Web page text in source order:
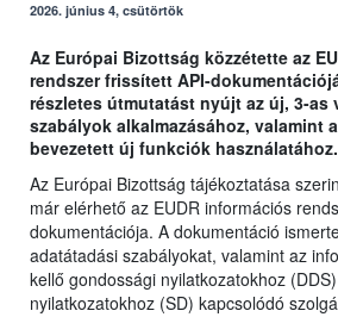
2026. június 4, csütörtök
Az Európai Bizottság közzétette az
rendszer frissített API-
részletes útmutatást nyújt az új, 3-as
szabályok alkalmazásához, valamint
bevezetett új funkciók használatához.
Az Európai Bizottság tájékoztatása
már elérhető az EUDR információs
dokumentációja. A dokumentáció
adatátadási szabályokat, valamint az
kellő gondossági nyilatkozatokhoz
nyilatkozatokhoz (SD) kapcsolódó